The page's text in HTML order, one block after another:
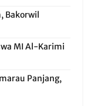
Bakorwil
MI Al-Karimi
Panjang,